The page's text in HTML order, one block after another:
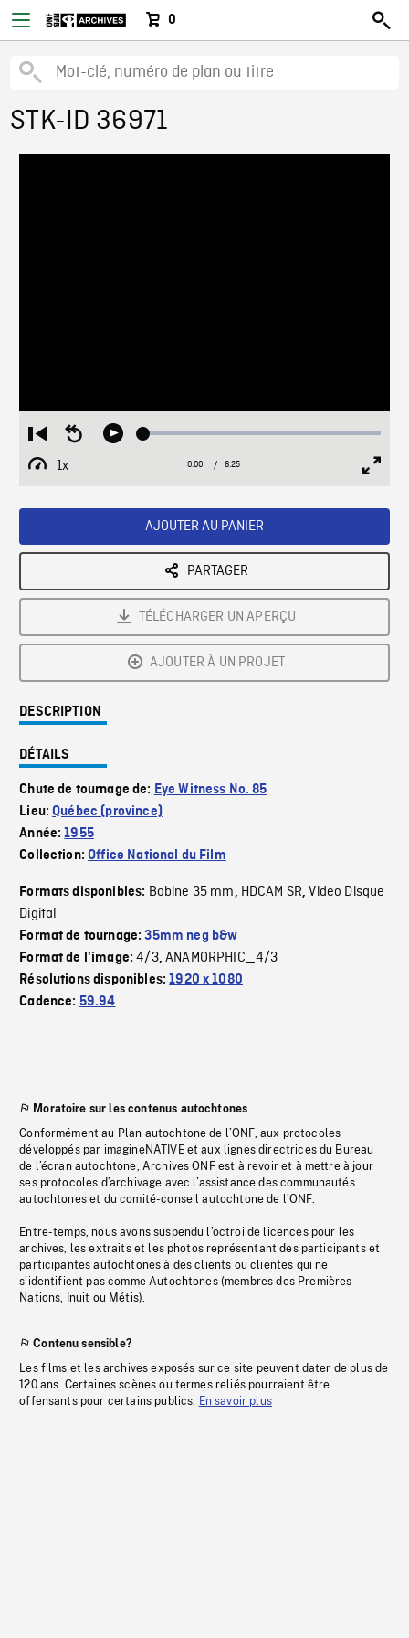
0
STK-ID 36971
Restart
from
beginning
Seek
Play Loaded:
1x
Playback
Current
0:00 / Duration
6:25
AJOUTER AU PANIER
PARTAGER
TÉLÉCHARGER UN APERÇU
AJOUTER À UN PROJET
DESCRIPTION
DÉTAILS
Chute de tournage de: Eye Witness No. 85
Lieu:Québec (province)
Année:1955
Collection:Office National du Film
Formats disponibles: Bobine 35 mm, HDCAM SR,Video Disque
Digital
Format de tournage:35mm neg b&w
Format de l'image:4/3,ANAMORPHIC_4/3
Résolutions disponibles:1920 x 1080
Cadence: 59.94
Moratoire sur les contenus autochtones
Conformément au Plan autochtone de l’ONF, aux protocoles
développés par imagineNATIVE et aux lignes directrices du Bureau
de l’écran autochtone, Archives ONF est à revoir et à mettre à jour
ses protocoles d’archivage avec l’assistance des communautés
autochtones et du comité-conseil autochtone de l’ONF.
Entre-temps, nous avons suspendu l’octroi de licences pour les
archives, les extraits et les photos représentant des participants et
participantes autochtones à des clients ou clientes qui ne
s’identifient pas comme Autochtones (membres des Premières
Nations, Inuit ou Métis).
Contenu sensible?
Les films et les archives exposés sur ce site peuvent dater de plus de
120 ans. Certaines scènes ou termes reliés pourraient être
offensants pour certains publics. En savoir plus